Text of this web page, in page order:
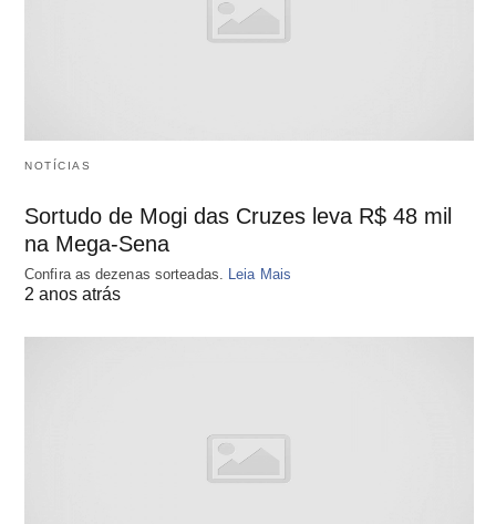
NOTÍCIAS
Sortudo de Mogi das Cruzes leva R$ 48 mil
na Mega-Sena
Confira as dezenas sorteadas. Leia Mais
2 anos atrás